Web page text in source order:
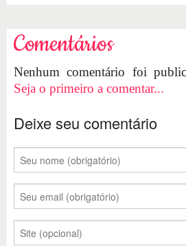
Comentários
Nenhum comentário foi
Seja o primeiro a comentar...
Deixe seu comentário